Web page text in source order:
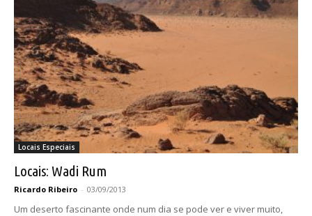
Locais Especiais
Locais: Wadi Rum
Ricardo Ribeiro - 03/09/2013
Um deserto fascinante onde num dia se pode ver e viver muito,